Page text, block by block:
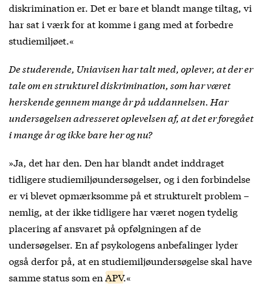
diskrimination er. Det er bare et blandt mange tiltag, vi
har sat i værk for at komme i gang med at forbedre
studiemiljøet.«
De studerende, Uniavisen har talt med, oplever, at der er
tale om en strukturel diskrimination, som har været
herskende gennem mange år på uddannelsen. Har
undersøgelsen adresseret oplevelsen af, at det er foregået
i mange år og ikke bare her og nu?
»Ja, det har den. Den har blandt andet inddraget
tidligere studiemiljøundersøgelser, og i den forbindelse
er vi blevet opmærksomme på et strukturelt problem –
nemlig, at der ikke tidligere har været nogen tydelig
placering af ansvaret på opfølgningen af de
undersøgelser. En af psykologens anbefalinger lyder
også derfor på, at en studiemiljøundersøgelse skal have
samme status som en APV.«